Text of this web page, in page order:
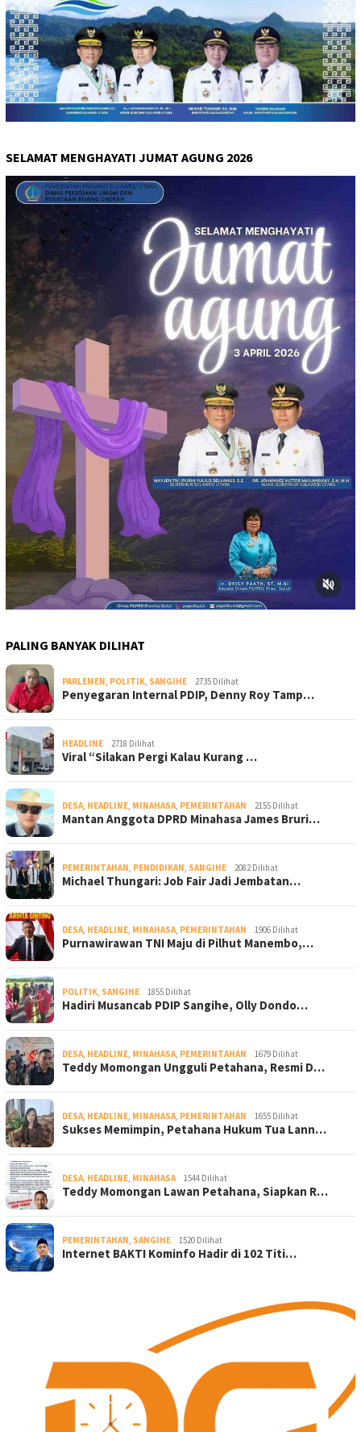
SELAMAT MENGHAYATI JUMAT AGUNG 2026
PALING BANYAK DILIHAT
PARLEMEN POLITIK SANGIHE 2735 Dilihat
Penyegaran Internal PDIP, Denny Roy Tamp…
HEADLINE 2718 Dilihat
Viral “Silakan Pergi Kalau Kurang …
DESA HEADLINE MINAHASA PEMERINTAHAN 2155 Dilihat
Mantan Anggota DPRD Minahasa James Bruri…
PEMERINTAHAN PENDIDIKAN SANGIHE 2082 Dilihat
Michael Thungari: Job Fair Jadi Jembatan…
DESA HEADLINE MINAHASA PEMERINTAHAN 1906 Dilihat
Purnawirawan TNI Maju di Pilhut Manembo,…
POLITIK SANGIHE 1855 Dilihat
Hadiri Musancab PDIP Sangihe, Olly Dondo…
DESA HEADLINE MINAHASA PEMERINTAHAN 1679 Dilihat
Teddy Momongan Ungguli Petahana, Resmi D…
DESA HEADLINE MINAHASA PEMERINTAHAN 1655 Dilihat
Sukses Memimpin, Petahana Hukum Tua Lann…
DESA HEADLINE MINAHASA 1544 Dilihat
Teddy Momongan Lawan Petahana, Siapkan R…
PEMERINTAHAN SANGIHE 1520 Dilihat
Internet BAKTI Kominfo Hadir di 102 Titi…